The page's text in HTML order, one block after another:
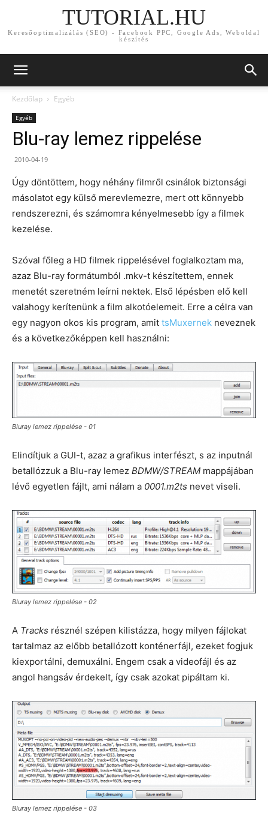
TUTORIAL.HU
Keresőoptimalizálás (SEO) - Facebook PPC, Google Ads, Weboldal
készítés
Kezdőlap Egyéb
Egyéb
Blu-ray lemez rippelése
2010-04-19
Úgy döntöttem, hogy néhány filmről csinálok biztonsági
másolatot egy külső merevlemezre, mert ott könnyebb
rendszerezni, és számomra kényelmesebb így a filmek
kezelése.
Szóval főleg a HD filmek rippelésével foglalkoztam ma,
azaz Blu-ray formátumból .mkv-t készítettem, ennek
menetét szeretném leírni nektek. Első lépésben elő kell
valahogy kerítenünk a film alkotóelemeit. Erre a célra van
egy nagyon okos kis program, amit tsMuxernek neveznek
és a következőképpen kell használni:
Bluray lemez rippelése - 01
Elindítjuk a GUI-t, azaz a grafikus interfészt, s az inputnál
betallózzuk a Blu-ray lemez BDMW/STREAM mappájában
lévő egyetlen fájlt, ami nálam a 0001.m2ts nevet viseli.
Bluray lemez rippelése - 02
A Tracks résznél szépen kilistázza, hogy milyen fájlokat
tartalmaz az előbb betallózott konténerfájl, ezeket fogjuk
kiexportálni, demuxálni. Engem csak a videofájl és az
angol hangsáv érdekelt, így csak azokat pipáltam ki.
Bluray lemez rippelése - 03